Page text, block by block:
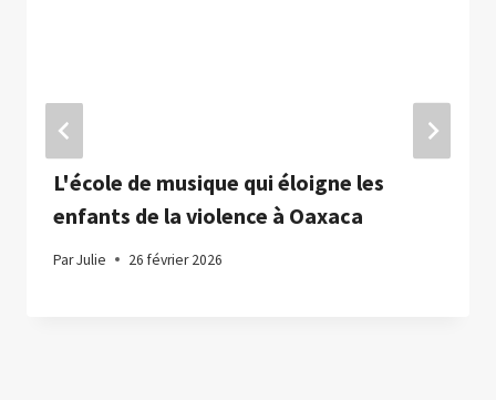
L'école de musique qui éloigne les
enfants de la violence à Oaxaca
ParJulie 26 février 2026